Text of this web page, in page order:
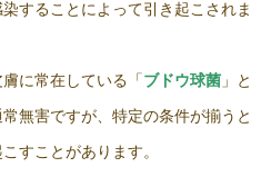
することによって引き起こされま
に常在している「ブドウ球菌 」と
無害ですが、特定の条件が揃うと
すことがあります。